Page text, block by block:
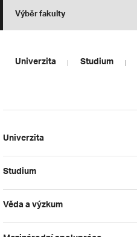
Výběr fakulty
Univerzita Studium
Univerzita
Studium
Věda a výzkum